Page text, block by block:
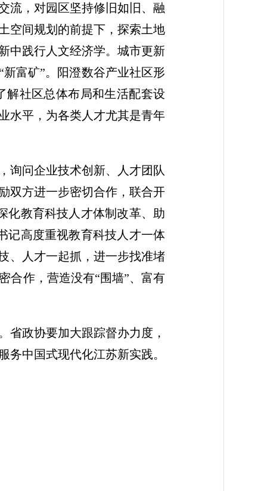
流，对园区坚持修旧如旧、融
空间规划的前提下，探索土地
中践行人文经济学。城市更新
富矿”。阳澄数谷产业社区形
解社区总体布局和生活配套设
水平，为各类人才尤其是青年
询问企业技术创新、人才团队
双方进一步密切合作，联合开
化教育科技人才体制改革、助
记高度重视教育科技人才一体
、人才一起抓，进一步找准堵
合作，营造没有“围墙”、富有
省政协要加大跟踪督办力度，
中国式现代化江苏新实践。